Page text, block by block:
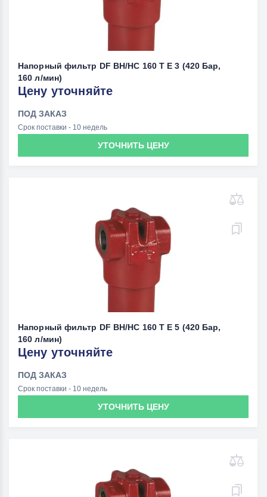
Напорный фильтр DF BH/HC 160 T E 3 (420 Бар,
160 л/мин)
Цену уточняйте
ПОД ЗАКАЗ
Срок поставки - 10 недель
УТОЧНИТЬ ЦЕНУ
Напорный фильтр DF BH/HC 160 T E 5 (420 Бар,
160 л/мин)
Цену уточняйте
ПОД ЗАКАЗ
Срок поставки - 10 недель
УТОЧНИТЬ ЦЕНУ